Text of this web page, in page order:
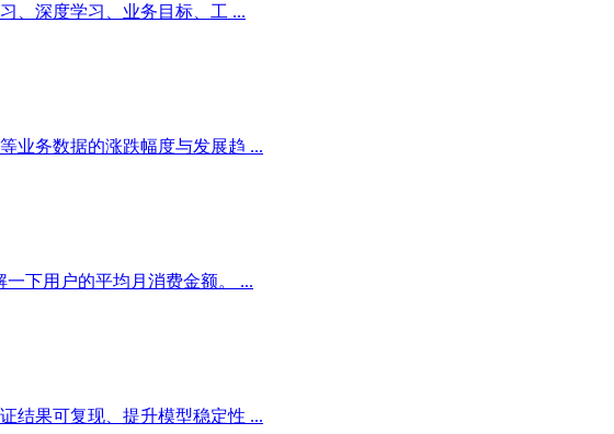
、深度学习、业务目标、工 ...
业务数据的涨跌幅度与发展趋 ...
下用户的平均月消费金额。 ...
结果可复现、提升模型稳定性 ...